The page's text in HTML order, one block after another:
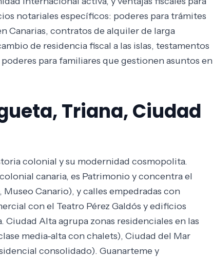
notariales específicos: poderes para trámites
Canarias, contratos de alquiler de larga
de residencia fiscal a las islas, testamentos
para familiares que gestionen asuntos en
Triana, Ciudad
colonial y su modernidad cosmopolita.
canaria, es Patrimonio y concentra el
Canario), y calles empedradas con
con el Teatro Pérez Galdós y edificios
Alta agrupa zonas residenciales en las
media-alta con chalets), Ciudad del Mar
consolidado). Guanarteme y